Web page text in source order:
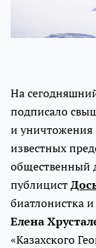
На
подписало
и уничтожения
известных
общественный
публицист
биатлонистка
Елена
«Казахского